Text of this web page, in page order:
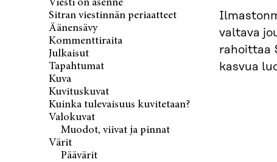
Viesti on asenne
Sitran viestinnän periaatteet
Äänensävy
Kommenttiraita
Julkaisut
Tapahtumat
Kuva
Kuvituskuvat
Kuinka tulevaisuus kuvitetaan?
Valokuvat
Muodot, viivat ja pinnat
Värit
Päävärit
valtava
rahoittaa
kasvua